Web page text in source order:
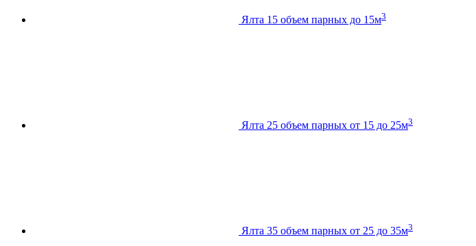
Ялта 15 объем парных до 15м3
Ялта 25 объем парных от 15 до 25м3
Ялта 35 объем парных от 25 до 35м3